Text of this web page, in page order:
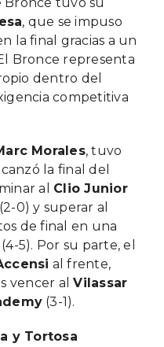
, que se impuso
la final gracias a un
Bronce representa
dentro del
competitiva
Morales, tuvo
la final del
al Clio Junior
0) y superar al
de final en una
5). Por su parte, el
al frente,
vencer alVilassar
(3-1).
y Tortosa